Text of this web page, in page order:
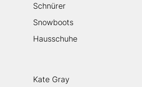
Schnürer
Snowboots
Hausschuhe
Kate Gray